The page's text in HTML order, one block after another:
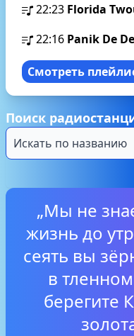
22:23 Florida
22:16 Panik De
Смотреть
Поиск
„Мы не
жизнь до
сеять вы
в
берегите